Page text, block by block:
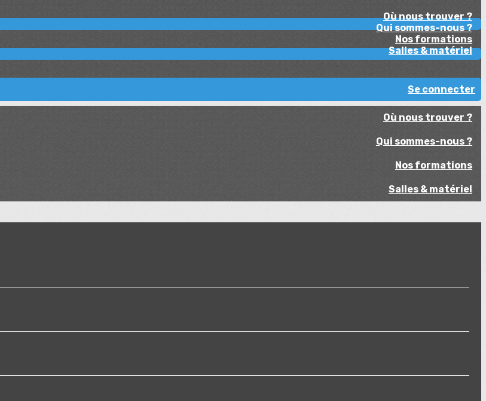
Où nous trouver ?
Qui sommes-nous ?
Nos formations
Salles & matériel
Se connecter
Où nous trouver ?
Qui sommes-nous ?
Nos formations
Salles & matériel